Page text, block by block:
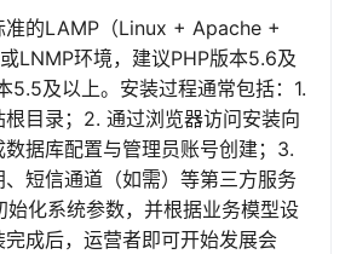
准的LAMP（Linux + Apache +
LNMP环境，建议PHP版本5.6及
5.5及以上。安装过程通常包括：1.
目录；2. 通过浏览器访问安装向
据库配置与管理员账号创建；3.
短信通道（如需）等第三方服务
始化系统参数，并根据业务模型设
成后，运营者即可开始发展会